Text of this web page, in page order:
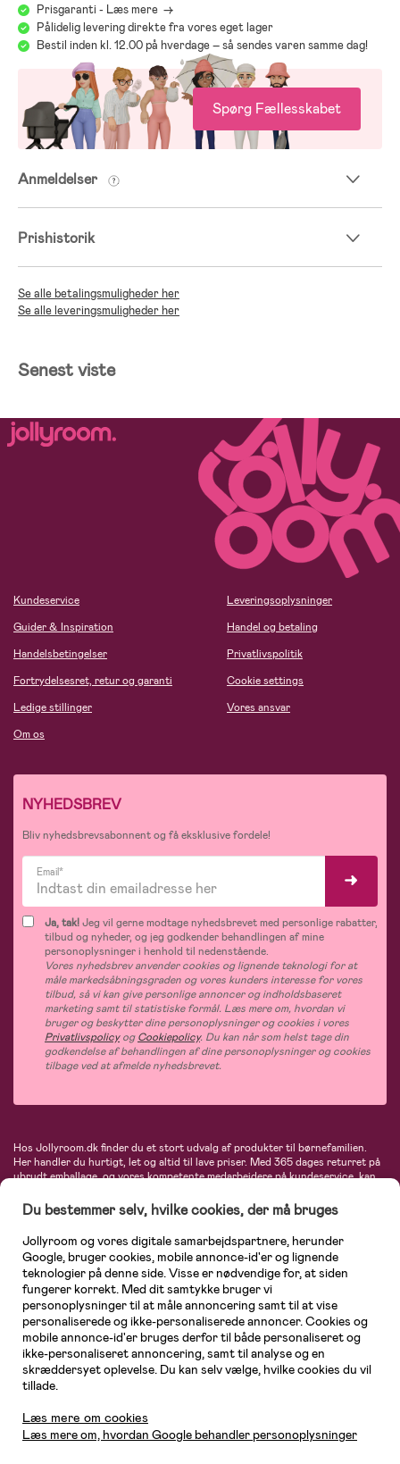
Prisgaranti - Læs mere ->
Pålidelig levering direkte fra vores eget lager
Bestil inden kl. 12.00 på hverdage – så sendes varen samme dag!
Spørg Fællesskabet
Anmeldelser
Prishistorik
Se alle betalingsmuligheder her
Se alle leveringsmuligheder her
Senest viste
Kundeservice
Guider & Inspiration
Handelsbetingelser
Fortrydelsesret, retur og garanti
Ledige stillinger
Om os
Leveringsoplysninger
Handel og betaling
Privatlivspolitik
Cookie settings
Vores ansvar
NYHEDSBREV
Bliv nyhedsbrevsabonnent og få eksklusive fordele!
Email*
Ja, tak!Jeg vil gerne modtage nyhedsbrevet med personlige rabatter,
tilbud og nyheder, og jeg godkender behandlingen af mine
personoplysninger i henhold til nedenstående.
Vores nyhedsbrev anvender cookies og lignende teknologi for at
måle markedsåbningsgraden og vores kunders interesse for vores
tilbud, så vi kan give personlige annoncer og indholdsbaseret
marketing samt til statistiske formål. Læs mere om, hvordan vi
bruger og beskytter dine personoplysninger og cookies i vores
PrivatlivspolicyogCookiepolicy. Du kan når som helst tage din
godkendelse af behandlingen af dine personoplysninger og cookies
tilbage ved at afmelde nyhedsbrevet.
Hos Jollyroom.dk finder du et stort udvalg af produkter til børnefamilien.
Her handler du hurtigt, let og altid til lave priser. Med 365 dages returret på
ubrudt emballage, og vores kompetente medarbejdere på kundeservice, kan
barnevogne, autostole, børne- og babytøj, produkter til gravide og ammende
mødre, indretning og inspiration, legetøj, babyudstyr og meget mere. Vi
tilbyder produkter fra velkendte varemærker som Britax, Maxi-Cosi, Baby
Jogger, BabyBjörn, Didriksons, KidKraft, Ergobaby, Phillips Avent, Neonate,
Cybex, LEGO og mange flere. Kort sagt - et kæmpe sortiment venter på dig!
Du bestemmer selv, hvilke cookies, der må bruges
Jollyroom og vores digitale samarbejdspartnere, herunder
Google, bruger cookies, mobile annonce-id'er og lignende
teknologier på denne side. Visse er nødvendige for, at siden
fungerer korrekt. Med dit samtykke bruger vi
personoplysninger til at måle annoncering samt til at vise
personaliserede og ikke-personaliserede annoncer. Cookies og
mobile annonce-id'er bruges derfor til både personaliseret og
ikke-personaliseret annoncering, samt til analyse og en
skræddersyet oplevelse. Du kan selv vælge, hvilke cookies du vil
tillade.
Læs mere om cookies
Læs mere om, hvordan Google behandler personoplysninger